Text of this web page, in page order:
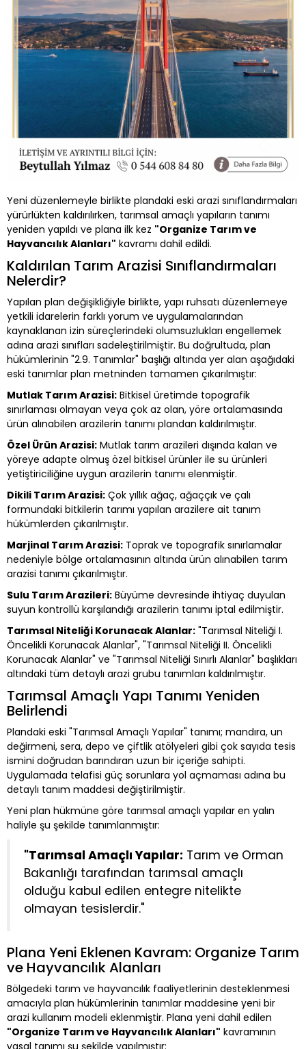
Yeni düzenlemeyle birlikte plandaki eski arazi sınıflandırmaları
yürürlükten kaldırılırken, tarımsal amaçlı yapıların tanımı
yeniden yapıldı ve plana ilk kez "Organize Tarım ve
Hayvancılık Alanları" kavramı dahil edildi.
Kaldırılan Tarım Arazisi Sınıflandırmaları
Nelerdir?
Yapılan plan değişikliğiyle birlikte, yapı ruhsatı düzenlemeye
yetkili idarelerin farklı yorum ve uygulamalarından
kaynaklanan izin süreçlerindeki olumsuzlukları engellemek
adına arazi sınıfları sadeleştirilmiştir. Bu doğrultuda, plan
hükümlerinin "2.9. Tanımlar" başlığı altında yer alan aşağıdaki
eski tanımlar plan metninden tamamen çıkarılmıştır:
Mutlak Tarım Arazisi: Bitkisel üretimde topografik
sınırlaması olmayan veya çok az olan, yöre ortalamasında
ürün alınabilen arazilerin tanımı plandan kaldırılmıştır.
Özel Ürün Arazisi: Mutlak tarım arazileri dışında kalan ve
yöreye adapte olmuş özel bitkisel ürünler ile su ürünleri
yetiştiriciliğine uygun arazilerin tanımı elenmiştir.
Dikili Tarım Arazisi: Çok yıllık ağaç, ağaççık ve çalı
formundaki bitkilerin tarımı yapılan arazilere ait tanım
hükümlerden çıkarılmıştır.
Marjinal Tarım Arazisi: Toprak ve topografik sınırlamalar
nedeniyle bölge ortalamasının altında ürün alınabilen tarım
arazisi tanımı çıkarılmıştır.
Sulu Tarım Arazileri: Büyüme devresinde ihtiyaç duyulan
suyun kontrollü karşılandığı arazilerin tanımı iptal edilmiştir.
Tarımsal Niteliği Korunacak Alanlar: "Tarımsal Niteliği I.
Öncelikli Korunacak Alanlar", "Tarımsal Niteliği II. Öncelikli
Korunacak Alanlar" ve "Tarımsal Niteliği Sınırlı Alanlar" başlıkları
altındaki tüm detaylı arazi grubu tanımları kaldırılmıştır.
Tarımsal Amaçlı Yapı Tanımı Yeniden
Belirlendi
Plandaki eski "Tarımsal Amaçlı Yapılar" tanımı; mandıra, un
değirmeni, sera, depo ve çiftlik atölyeleri gibi çok sayıda tesis
ismini doğrudan barındıran uzun bir içeriğe sahipti.
Uygulamada telafisi güç sorunlara yol açmaması adına bu
detaylı tanım maddesi değiştirilmiştir.
Yeni plan hükmüne göre tarımsal amaçlı yapılar en yalın
haliyle şu şekilde tanımlanmıştır:
"Tarımsal Amaçlı Yapılar: Tarım ve Orman
Bakanlığı tarafından tarımsal amaçlı
olduğu kabul edilen entegre nitelikte
olmayan tesislerdir."
Plana Yeni Eklenen Kavram: Organize Tarım
ve Hayvancılık Alanları
Bölgedeki tarım ve hayvancılık faaliyetlerinin desteklenmesi
amacıyla plan hükümlerinin tanımlar maddesine yeni bir
arazi kullanım modeli eklenmiştir. Plana yeni dahil edilen
"Organize Tarım ve Hayvancılık Alanları" kavramının
yasal tanımı şu şekilde yapılmıştır: